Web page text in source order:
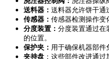
送料器： 送料器允许饼干通
传感器： 传感器检测操作变
分度装置： 分度装置通过在
的位置。
保护夹： 用于确保机器部件
夹持盘 ：这些部件改进通